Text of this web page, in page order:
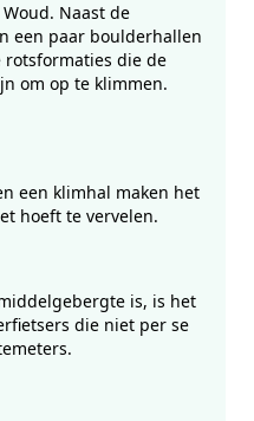
Naast de
een paar boulderhallen
die de
om op te klimmen.
een klimhal maken het
hoeft te vervelen.
is, is het
die niet per se